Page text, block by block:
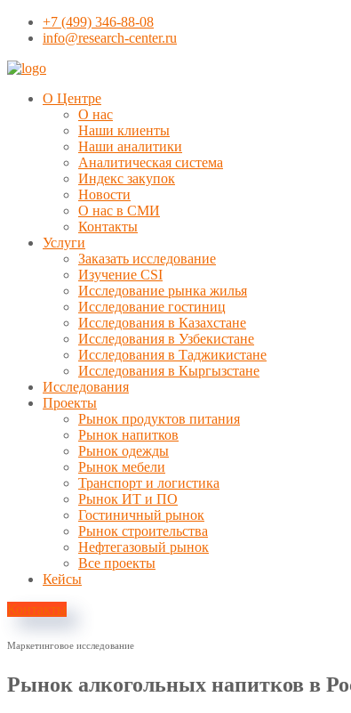
+7 (499) 346-88-08
info@research-center.ru
О Центре
О нас
Наши клиенты
Наши аналитики
Аналитическая система
Индекс закупок
Новости
О нас в СМИ
Контакты
Услуги
Заказать исследование
Изучение CSI
Исследование рынка жилья
Исследование гостиниц
Исследования в Казахстане
Исследования в Узбекистане
Исследования в Таджикистане
Исследования в Кыргызстане
Исследования
Проекты
Рынок продуктов питания
Рынок напитков
Рынок одежды
Рынок мебели
Транспорт и логистика
Рынок ИТ и ПО
Гостиничный рынок
Рынок строительства
Нефтегазовый рынок
Все проекты
Кейсы
Контакты
Маркетинговое исследование
Рынок алкогольных напитков в